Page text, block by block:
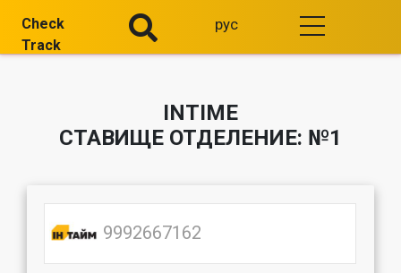
Check
Track
рус
INTIME
СТАВИЩЕ ОТДЕЛЕНИЕ: №1